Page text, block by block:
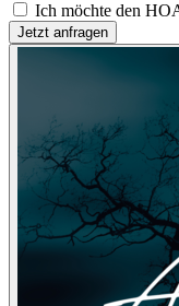
Ich möchte den